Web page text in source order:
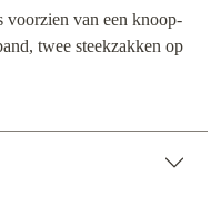
voorzien van een knoop-
twee steekzakken op